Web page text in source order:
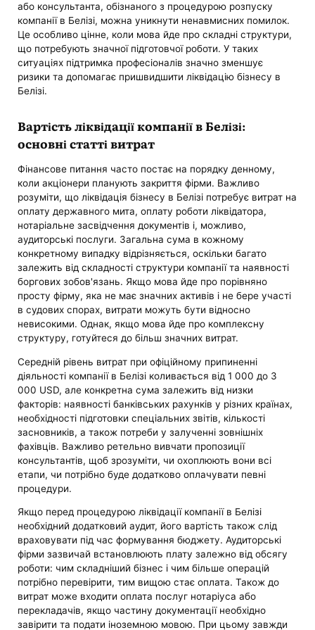
або консультанта, обізнаного з процедурою розпуску
компанії в Белізі, можна уникнути ненавмисних помилок.
Це особливо цінне, коли мова йде про складні структури,
що потребують значної підготовчої роботи. У таких
ситуаціях підтримка професіоналів значно зменшує
ризики та допомагає пришвидшити ліквідацію бізнесу в
Белізі.
Вартість ліквідації компанії в Белізі:
основні статті витрат
Фінансове питання часто постає на порядку денному,
коли акціонери планують закриття фірми. Важливо
розуміти, що ліквідація бізнесу в Белізі потребує витрат на
оплату державного мита, оплату роботи ліквідатора,
нотаріальне засвідчення документів і, можливо,
аудиторські послуги. Загальна сума в кожному
конкретному випадку відрізняється, оскільки багато
залежить від складності структури компанії та наявності
боргових зобов'язань. Якщо мова йде про порівняно
просту фірму, яка не має значних активів і не бере участі
в судових спорах, витрати можуть бути відносно
невисокими. Однак, якщо мова йде про комплексну
структуру, готуйтеся до більш значних витрат.
Середній рівень витрат при офіційному припиненні
діяльності компанії в Белізі коливається від 1 000 до 3
000 USD, але конкретна сума залежить від низки
факторів: наявності банківських рахунків у різних країнах,
необхідності підготовки спеціальних звітів, кількості
засновників, а також потреби у залученні зовнішніх
фахівців. Важливо ретельно вивчати пропозиції
консультантів, щоб зрозуміти, чи охоплюють вони всі
етапи, чи потрібно буде додатково оплачувати певні
процедури.
Якщо перед процедурою ліквідації компанії в Белізі
необхідний додатковий аудит, його вартість також слід
враховувати під час формування бюджету. Аудиторські
фірми зазвичай встановлюють плату залежно від обсягу
роботи: чим складніший бізнес і чим більше операцій
потрібно перевірити, тим вищою стає оплата. Також до
витрат може входити оплата послуг нотаріуса або
перекладачів, якщо частину документації необхідно
завірити та подати іноземною мовою. При цьому завжди